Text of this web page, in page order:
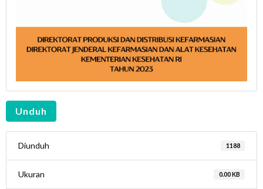
Unduh
Diunduh 1188
Ukuran 0.00 KB